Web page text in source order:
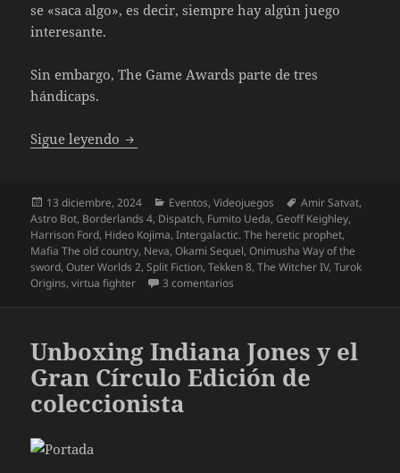
se «saca algo», es decir, siempre hay algún juego
interesante.
Sin embargo, The Game Awards parte de tres
hándicaps.
Sigue leyendo The Game Awards 2024. Impresiones
Publicado
el
13 diciembre, 2024 Categorías
Eventos,Videojuegos Etiquetas
Amir Satvat,
Astro Bot, Borderlands 4, Dispatch, Fumito Ueda,Geoff Keighley,
Harrison Ford, Hideo Kojima,Intergalactic. The heretic prophet,
Mafia The old country, Neva,Okami Sequel,Onimusha Way of the
sword,Outer Worlds 2,Split Fiction,Tekken 8,The Witcher IV,Turok
Origins,virtua fighter 3 comentarios
Unboxing Indiana Jones y el
Gran Círculo Edición de
coleccionista